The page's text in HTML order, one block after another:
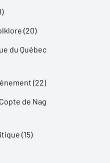
(20)
du Québec
(22)
de Nag
(15)